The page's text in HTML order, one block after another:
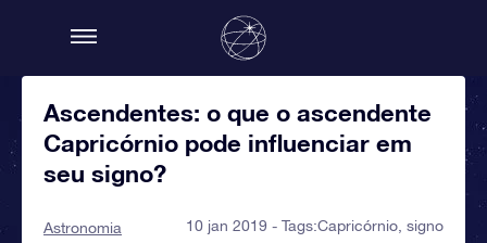
Ascendentes: o que o ascendente
Capricórnio pode influenciar em
seu signo?
Astronomia 10 jan 2019 - Tags:Capricórnio signo